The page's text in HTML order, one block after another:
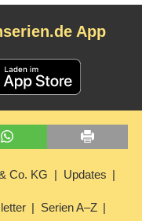
App
Co. KG Updates
Serien A–Z